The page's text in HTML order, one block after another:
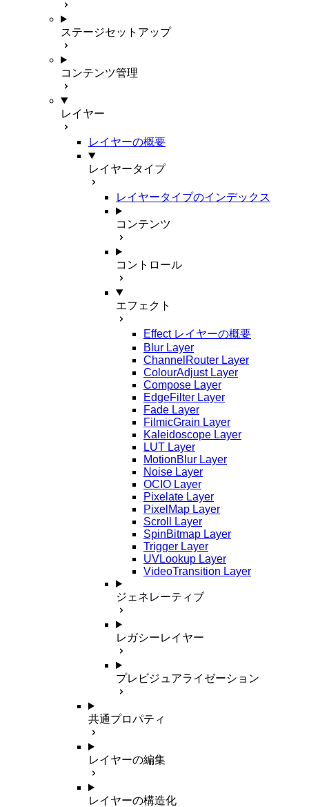
ステージセットアップ
コンテンツ管理
レイヤー
レイヤーの概要
レイヤータイプ
レイヤータイプのインデックス
コンテンツ
コントロール
エフェクト
Effect レイヤーの概要
Blur Layer
ChannelRouter Layer
ColourAdjust Layer
Compose Layer
EdgeFilter Layer
Fade Layer
FilmicGrain Layer
Kaleidoscope Layer
LUT Layer
MotionBlur Layer
Noise Layer
OCIO Layer
Pixelate Layer
PixelMap Layer
Scroll Layer
SpinBitmap Layer
Trigger Layer
UVLookup Layer
VideoTransition Layer
ジェネレーティブ
レガシーレイヤー
プレビジュアライゼーション
共通プロパティ
レイヤーの編集
レイヤーの構造化